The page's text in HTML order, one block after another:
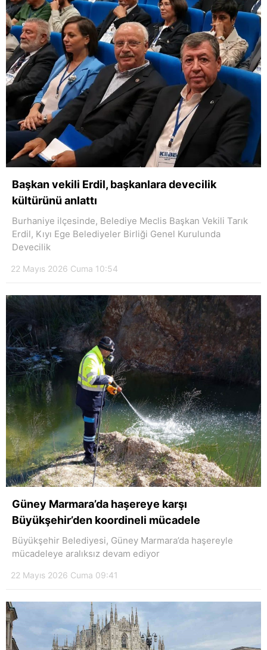
Başkan vekili Erdil, başkanlara devecilik
kültürünü anlattı
Burhaniye ilçesinde, Belediye Meclis Başkan Vekili Tarık
Erdil, Kıyı Ege Belediyeler Birliği Genel Kurulunda
Devecilik
22 Mayıs 2026 Cuma 10:54
Güney Marmara’da haşereye karşı
Büyükşehir’den koordineli mücadele
Büyükşehir Belediyesi, Güney Marmara’da haşereyle
mücadeleye aralıksız devam ediyor
22 Mayıs 2026 Cuma 09:41